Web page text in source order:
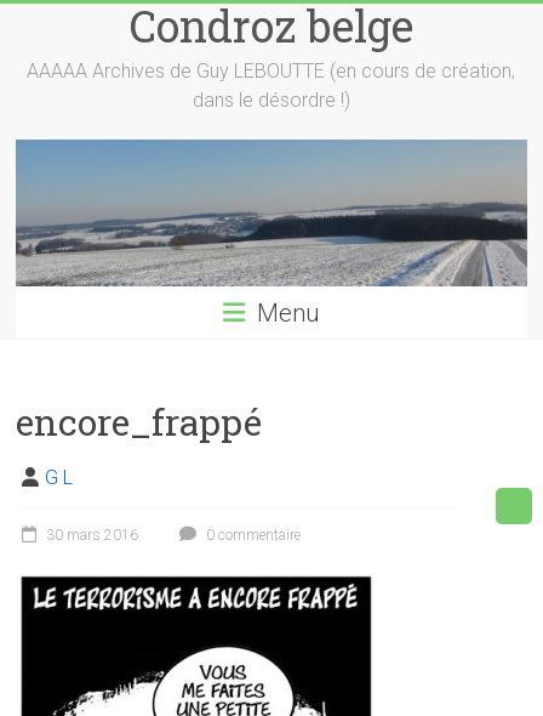
content
Condroz belge
AAAAA Archives de Guy LEBOUTTE (en cours de création,
dans le désordre !)
Menu
encore_frappé
G L
30 mars 2016 0 commentaire